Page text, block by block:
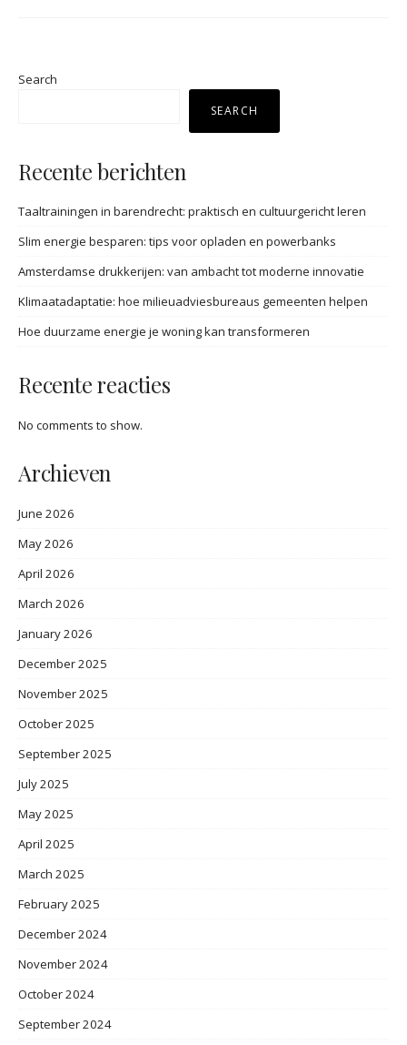
Search
SEARCH
Recente berichten
Taaltrainingen in barendrecht: praktisch en cultuurgericht leren
Slim energie besparen: tips voor opladen en powerbanks
Amsterdamse drukkerijen: van ambacht tot moderne innovatie
Klimaatadaptatie: hoe milieuadviesbureaus gemeenten helpen
Hoe duurzame energie je woning kan transformeren
Recente reacties
No comments to show.
Archieven
June 2026
May 2026
April 2026
March 2026
January 2026
December 2025
November 2025
October 2025
September 2025
July 2025
May 2025
April 2025
March 2025
February 2025
December 2024
November 2024
October 2024
September 2024